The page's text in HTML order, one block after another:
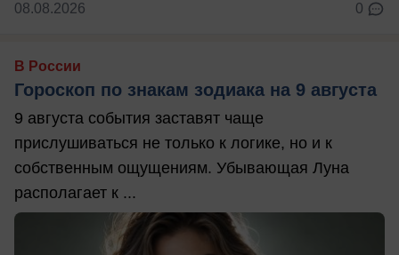
08.08.2026 0
В России
Гороскоп по знакам зодиака на 9 августа
9 августа события заставят чаще
прислушиваться не только к логике, но и к
собственным ощущениям. Убывающая Луна
располагает к ...